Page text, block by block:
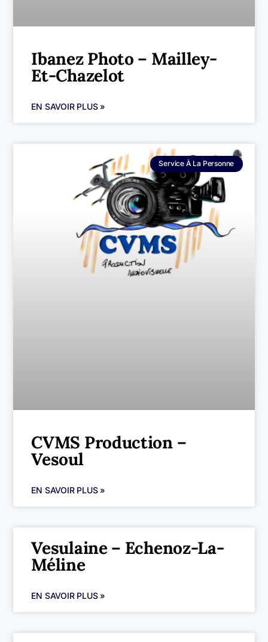
Ibanez Photo – Mailley-
Et-Chazelot
EN SAVOIR PLUS »
Service À La Personne
CVMS Production –
Vesoul
EN SAVOIR PLUS »
Vesulaine – Echenoz-La-
Méline
EN SAVOIR PLUS »